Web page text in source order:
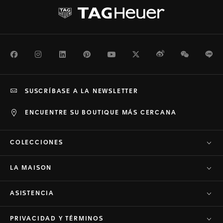
FacebookInstagramLinkedInPinterestYoutubeTwitterWeiboWeChat
ENCUENTRE SU BOUTIQUE MÁS CERCANA
SUSCRÍBASE A LA NEWSLETTER
COLECCIONES
LA MAISON
ASISTENCIA
PRIVACIDAD Y TÉRMINOS